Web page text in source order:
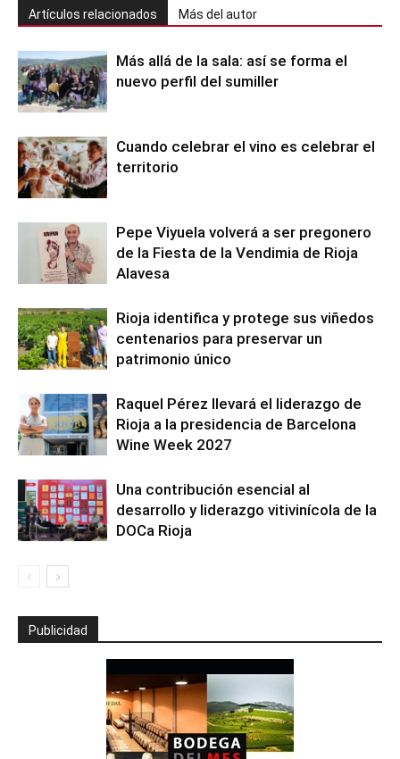
Artículos relacionados Más del autor
Más allá de la sala: así se forma el
nuevo perfil del sumiller
Cuando celebrar el vino es celebrar el
territorio
Pepe Viyuela volverá a ser pregonero
de la Fiesta de la Vendimia de Rioja
Alavesa
Rioja identifica y protege sus viñedos
centenarios para preservar un
patrimonio único
Raquel Pérez llevará el liderazgo de
Rioja a la presidencia de Barcelona
Wine Week 2027
Una contribución esencial al
desarrollo y liderazgo vitivinícola de la
DOCa Rioja
Publicidad